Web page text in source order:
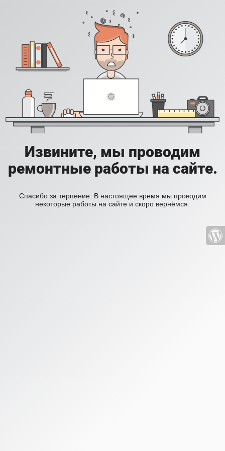
Извините, мы проводим
ремонтные работы на сайте.
Спасибо за терпение. В настоящее время мы проводим
некоторые работы на сайте и скоро вернёмся.